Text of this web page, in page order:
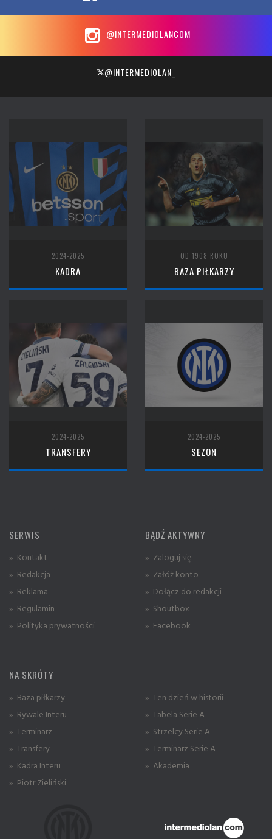
@INTERMEDIOLANCOM
@INTERMEDIOLAN_
2024-2025
KADRA
OD 1908 ROKU
BAZA PIŁKARZY
2024-2025
TRANSFERY
2024-2025
SEZON
SERWIS
» Kontakt
» Redakcja
» Reklama
» Regulamin
» Polityka prywatności
BĄDŹ AKTYWNY
» Zaloguj się
» Załóż konto
» Dołącz do redakcji
» Shoutbox
» Facebook
NA SKRÓTY
» Baza piłkarzy
» Rywale Interu
» Terminarz
» Transfery
» Kadra Interu
» Piotr Zieliński
» Ten dzień w historii
» Tabela Serie A
» Strzelcy Serie A
» Terminarz Serie A
» Akademia